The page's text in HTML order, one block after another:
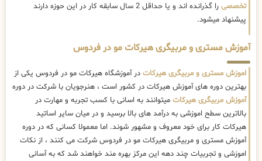
تخصصی
را گذرانده اند و یا حداقل 2 سال سابقه کار در این حوزه دارند
پیشنهاد میشود.
آموزش مستری و مربیگری هیرکات مو در فردوس
اموزش مستری و مربیگری هیرکات در آموزشگاه هیرکات مو در فردوس یکی از
بهترین دوره های آموزش هیرکات در کشور است ، هنرجویان با شرکت در دوره
آموزش مربیگری هیرکات میتوانند به اسانی با کسب تجربه و مهارت در
بالاترین سطح اموزشی به درآمد های بالا برسید و در میان سایر اساتید
هیرکات کار برای خود معروف و مشهور شوند. اما معمولا کسانی که در دوره
آموزش مستری و مربیگری هیرکات مو در فردوس شرکت می کنند ، از نکات
اموزشی و تجربیات چند دهه این مرکز بهره مند خواهند شد که به آسانی